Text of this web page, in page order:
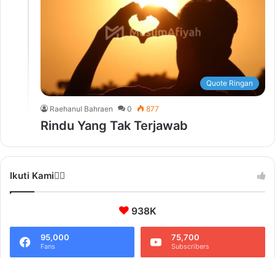
Quote Ringan
Raehanul Bahraen 0 877
Rindu Yang Tak Terjawab
Ikuti Kami❤️‍🔥
938K
95,000
Fans
75,700
Subscribers